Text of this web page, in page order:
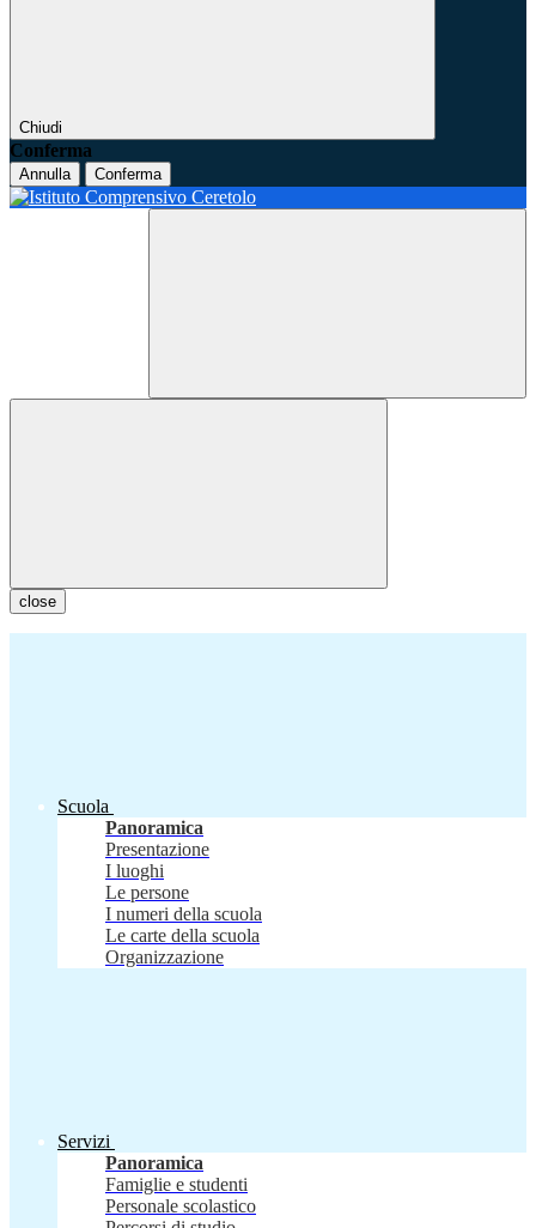
Chiudi
Conferma
Annulla Conferma
close
Scuola
Panoramica
Presentazione
I luoghi
Le persone
I numeri della scuola
Le carte della scuola
Organizzazione
Servizi
Panoramica
Famiglie e studenti
Personale scolastico